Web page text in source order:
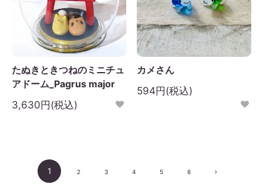
たぬきときつねのミニチュ
アドーム_Pagrus major
3,630円(税込)
カメさん
594円(税込)
1 2 3 4 5 6